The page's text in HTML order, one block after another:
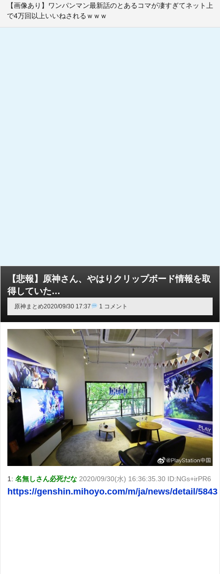
【画像あり】ワンパンマン最新話のとあるコマが凄すぎてネット上
で4万回以上いいねされるｗｗｗ
【悲報】原神さん、やはりクリップボード情報を取
得していた…
原神まとめ2020/09/30 17:37 1 コメント
1: 名無しさん必死だな 2020/09/30(水) 16:36:35.30 ID:NGs+irPR6
https://genshin.mihoyo.com/m/ja/news/detail/5843